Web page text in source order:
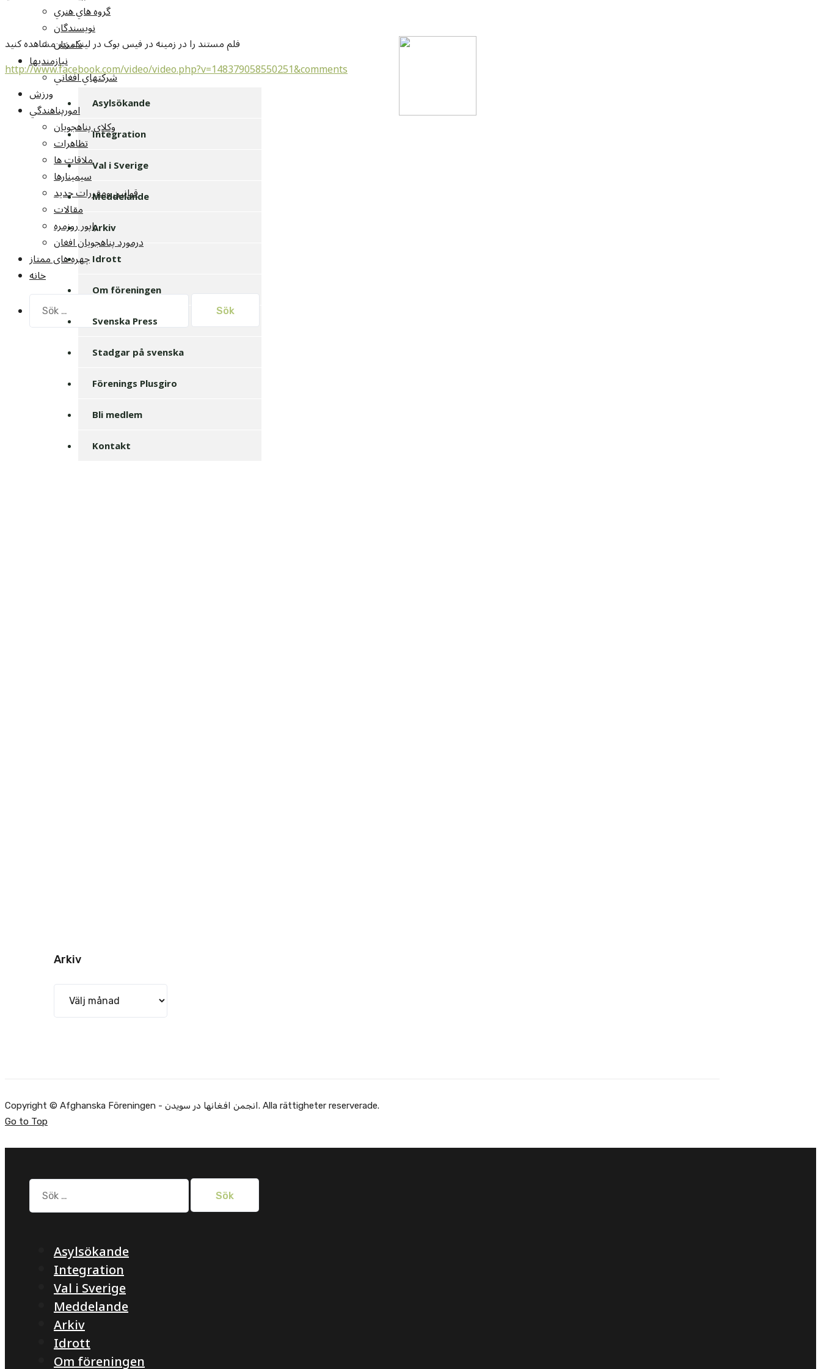
گروه هاي هنري
نويسندگان
داستان
نيازمنديها
شرکتهاي افغاني
ورزش
امورپناهندگي
وکلاي پناهجويان
تظاهرات
ملاقات ها
سيمينارها
قوانين ومقررات جديد
مقالات
راپور روزمره
درمورد پناهجويان افغان
چهره های ممتاز
خانه
efter:
فلم مستند را در زمينه در فيس بوک در لينک زير مشاهده کنيد
http://www.facebook.com/video/video.php?v=148379058550251&comments
Asylsökande
Integration
Val i Sverige
Meddelande
Arkiv
Idrott
Om föreningen
Svenska Press
Stadgar på svenska
Förenings Plusgiro
Bli medlem
Kontakt
Arkiv
Copyright © Afghanska Föreningen - انجمن افغانها در سویدن. Alla rättigheter reserverade.
Go to Top
Sök
efter:
Asylsökande
Integration
Val i Sverige
Meddelande
Arkiv
Idrott
Om föreningen